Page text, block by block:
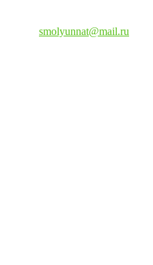
smolyunnat@mail.ru